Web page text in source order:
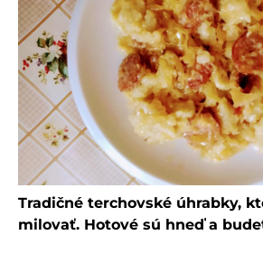
Tradičné terchovské úhrabky,
milovať. Hotové sú hneď a